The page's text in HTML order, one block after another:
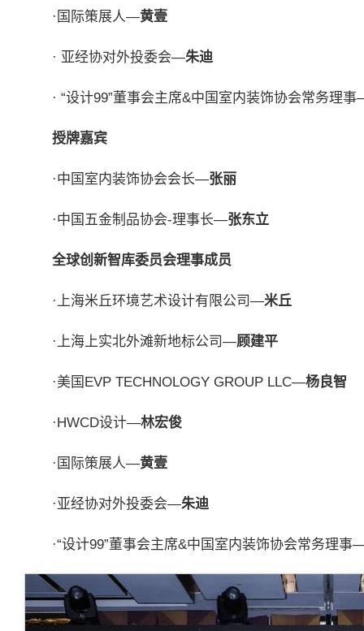
·国际策展人—黄壹
· 亚经协对外投委会—朱迪
· “设计99”董事会主席&中国室内装饰协会常务理
授牌嘉宾
·中国室内装饰协会会长—张丽
·中国五金制品协会-理事长—张东立
全球创新智库委员会理事成员
·上海米丘环境艺术设计有限公司—米丘
·上海上实北外滩新地标公司—顾建平
·美国EVP TECHNOLOGY GROUP LLC—杨良智
·HWCD设计—林宏俊
·国际策展人—黄壹
·亚经协对外投委会—朱迪
·“设计99”董事会主席&中国室内装饰协会常务理事